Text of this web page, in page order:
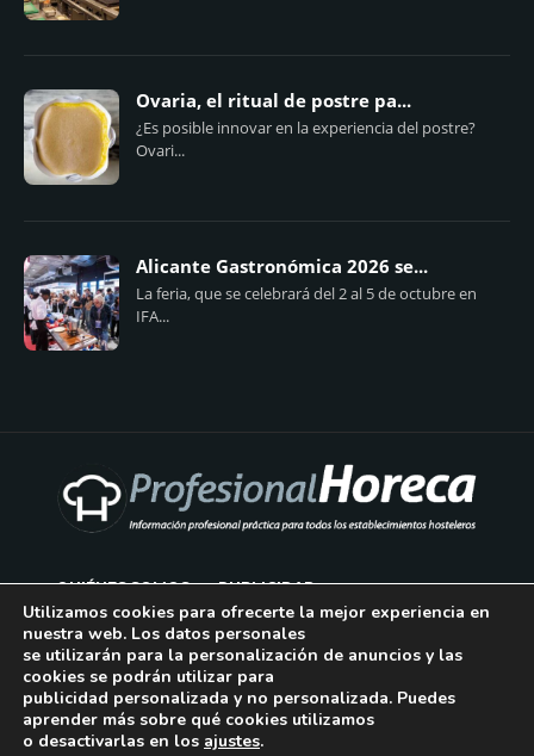
Ovaria, el ritual de postre pa...
¿Es posible innovar en la experiencia del postre?
Ovari...
Alicante Gastronómica 2026 se...
La feria, que se celebrará del 2 al 5 de octubre en
IFA...
QUIÉNES SOMOS PUBLICIDAD
AVISO LEGAL
POLÍTICA DE COOKIES
POLÍTICA DE PRIVACIDAD
Utilizamos cookies para ofrecerte la mejor experiencia en
nuestra web. Los datos personales
se utilizarán para la personalización de anuncios y las
cookies se podrán utilizar para
publicidad personalizada y no personalizada. Puedes
aprender más sobre qué cookies utilizamos
o desactivarlas en los ajustes.